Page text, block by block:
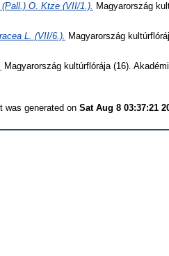
O. Ktze (VII/1.). Magyarország
L. (VII/6.).
Magyarország
Magyarország kultúrflórája (16).
was generated on Sat Aug 8 03:37:21